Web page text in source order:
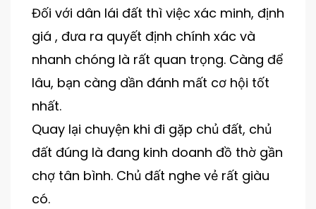
Đối với dân lái đất thì việc xác minh, định
giá , đưa ra quyết định chính xác và
nhanh chóng là rất quan trọng. Càng để
lâu, bạn càng dần đánh mất cơ hội tốt
nhất.
Quay lại chuyện khi đi gặp chủ đất, chủ
đất đúng là đang kinh doanh đồ thờ gần
chợ tân bình. Chủ đất nghe vẻ rất giàu
có.